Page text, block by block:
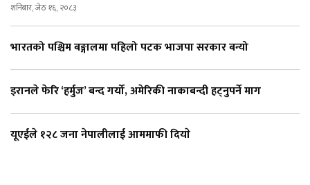
शनिबार, जेठ १६, २०८३
भारतको पश्चिम बङ्गालमा पहिलो पटक भाजपा सरकार बन्यो
इरानले फेरि ‘हर्मुज’ बन्द गर्यो, अमेरिकी नाकाबन्दी हट्नुपर्ने माग
यूएईले १२८ जना नेपालीलाई आममाफी दियाे